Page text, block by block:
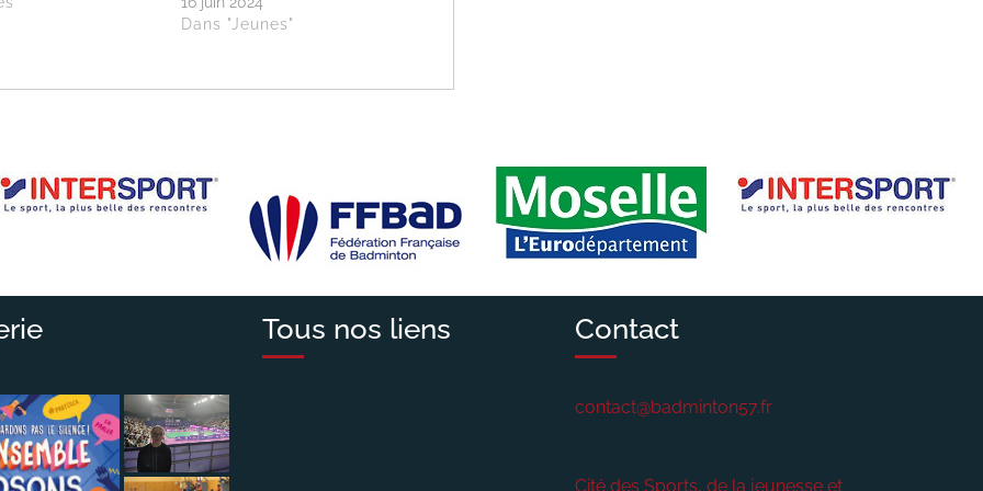
Dans "Jeunes"
Tous nos liens Contact
contact@badminton57.fr
Cité des Sports, de la jeunesse et